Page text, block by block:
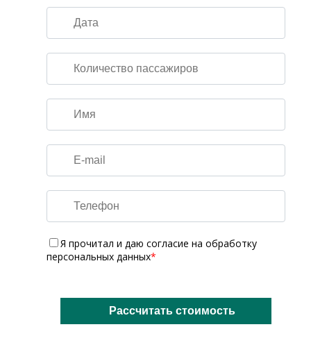
Я прочитал и даю согласие на обработку
персональных данных*